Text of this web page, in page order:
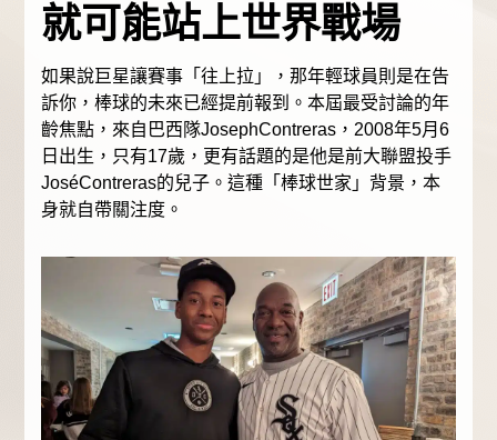
就可能站上世界戰場
如果說巨星讓賽事「往上拉」，那年輕球員則是在告
訴你，棒球的未來已經提前報到。本屆最受討論的年
齡焦點，來自巴西隊JosephContreras，2008年5月6
日出生，只有17歲，更有話題的是他是前大聯盟投手
JoséContreras的兒子。這種「棒球世家」背景，本
身就自帶關注度。